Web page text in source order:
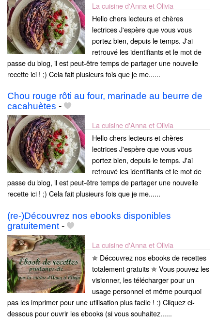
La cuisine d'Anna et Olivia
Hello chers lecteurs et chères
lectrices J'espère que vous vous
portez bien, depuis le temps. J'ai
retrouvé les identifiants et le mot de
passe du blog, il est peut-être temps de partager une nouvelle
recette ici ! ;) Cela fait plusieurs fois que je me......
Chou rouge rôti au four, marinade au beurre de
cacahuètes -
La cuisine d'Anna et Olivia
Hello chers lecteurs et chères
lectrices J'espère que vous vous
portez bien, depuis le temps. J'ai
retrouvé les identifiants et le mot de
passe du blog, il est peut-être temps de partager une nouvelle
recette ici ! ;) Cela fait plusieurs fois que je me......
(re-)Découvrez nos ebooks disponibles
gratuitement -
La cuisine d'Anna et Olivia
✮ Découvrez nos ebooks de recettes
totalement gratuits ✮ Vous pouvez les
visionner, les télécharger pour un
usage personnel et même pourquoi
pas les imprimer pour une utilisation plus facile ! :) Cliquez ci-
dessous pour ouvrir les ebooks (si vous souhaitez......